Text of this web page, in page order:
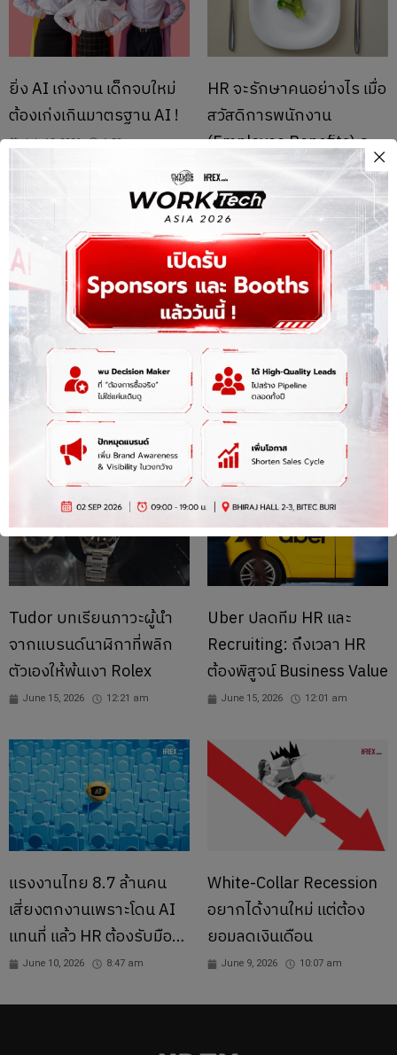
ยิ่ง AI เก่งงาน เด็กจบใหม่
ต้องเก่งเกินมาตรฐาน AI !
July 13, 2026 1:52 pm
HR จะรักษาคนอย่างไร เมื่อ
สวัสดิการพนักงาน
(Employee Benefits) ถูก
ตัด ?
12:55 pm
เมื่อ AI Agents กลายเป็น
ส่วนหนึ่งของ Digital
Workforce – HR จะดูแล
คนอย่างเดียวไม่พอแล้ว
ไทยเปิดทางผู้ลี้ภัยเมียนมา
ทำงานถูกกฎหมาย โจทย์
ใหม่ Workforce Planning
คือการดูแลแรงงานอย่าง
เป็นธรรม
Tudor บทเรียนภาวะผู้นำ
จากแบรนด์นาฬิกาที่พลิก
ตัวเองให้พ้นเงา Rolex
June 15, 2026 12:21 am
Uber ปลดทีม HR และ
Recruiting: ถึงเวลา HR
ต้องพิสูจน์ Business Value
June 15, 2026 12:01 am
แรงงานไทย 8.7 ล้านคน
เสี่ยงตกงานเพราะโดน AI
แทนที่ แล้ว HR ต้องรับมือ
อย่างไร ?
June 10, 2026 8:47 am
White-Collar Recession
อยากได้งานใหม่ แต่ต้อง
ยอมลดเงินเดือน
June 9, 2026 10:07 am